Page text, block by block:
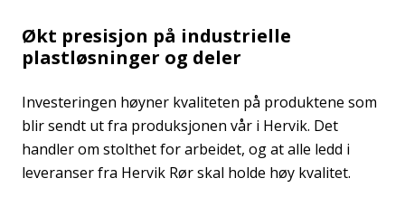
Økt presisjon på industrielle
plastløsninger og deler
Investeringen høyner kvaliteten på produktene som
blir sendt ut fra produksjonen vår i Hervik. Det
handler om stolthet for arbeidet, og at alle ledd i
leveranser fra Hervik Rør skal holde høy kvalitet.